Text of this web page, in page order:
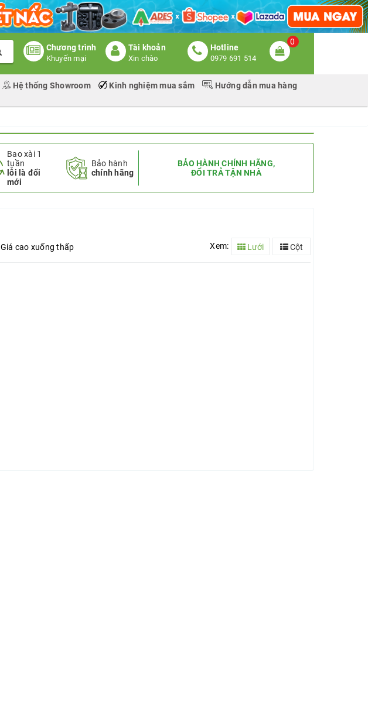
Chương trình
Khuyến mại
Tài khoản
Xin chào
Hotline
0979 691 514
0
Hệ thống Showroom Kinh nghiệm mua sắm Hướng dẫn mua hàng
Bao xài 1
tuần
lỗi là đổi
mới
Bảo hành
chính hãng
BẢO HÀNH CHÍNH HÃNG,
ĐỔI TRẢ TẬN NHÀ
Giá cao xuống thấp Xem: Lưới Cột